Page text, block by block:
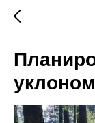
уклоном